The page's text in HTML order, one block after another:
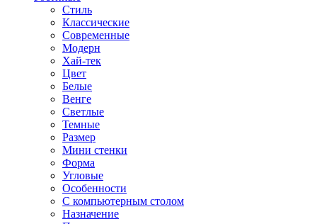
Стиль
Классические
Современные
Модерн
Хай-тек
Цвет
Белые
Венге
Светлые
Темные
Размер
Мини стенки
Форма
Угловые
Особенности
С компьютерным столом
Назначение